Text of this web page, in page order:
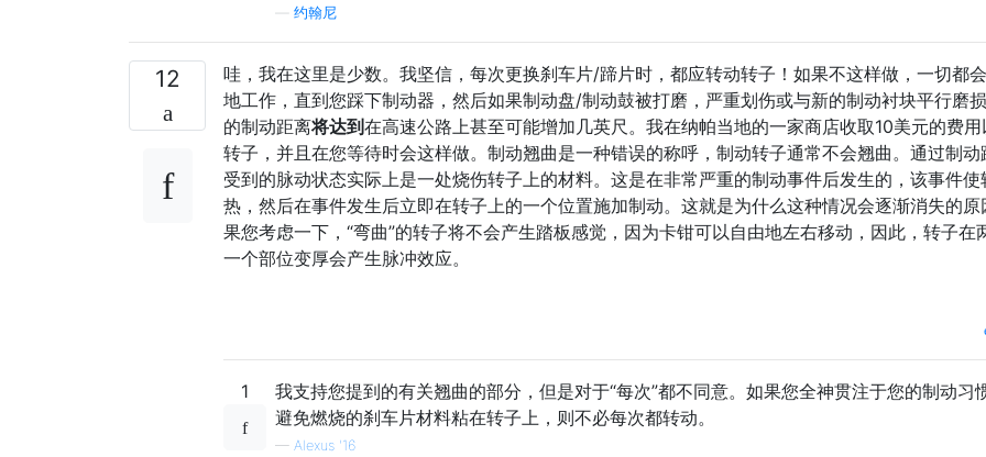
约翰尼
12
哇，我在这里是少数。我坚信，每次更换刹车片/蹄片时，都应转动转子！如果不这样做，一切都
地工作，直到您踩下制动器，然后如果制动盘/制动鼓被打磨，严重划伤或与新的制动衬块平行磨
的制动距离将达到在高速公路上甚至可能增加几英尺。我在纳帕当地的一家商店收取10美元的费用
转子，并且在您等待时会这样做。制动翘曲是一种错误的称呼，制动转子通常不会翘曲。通过制动
受到的脉动状态实际上是一处烧伤转子上的材料。这是在非常严重的制动事件后发生的，该事件使
热，然后在事件发生后立即在转子上的一个位置施加制动。这就是为什么这种情况会逐渐消失的原
果您考虑一下，“弯曲”的转子将不会产生踏板感觉，因为卡钳可以自由地左右移动，因此，转子在
一个部位变厚会产生脉冲效应。
1
我支持您提到的有关翘曲的部分，但是对于“每次”都不同意。如果您全神贯注于您的制动习
避免燃烧的刹车片材料粘在转子上，则不必每次都转动。
— Alexus '16